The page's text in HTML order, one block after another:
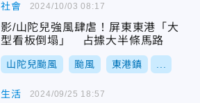
社會
影/山陀兒強風肆虐！屏東東港「大
型看板倒塌」 占據大半條馬路
山陀兒颱風 颱風 東港鎮
2024/10/03 08:17
生活 2024/09/25 18:57